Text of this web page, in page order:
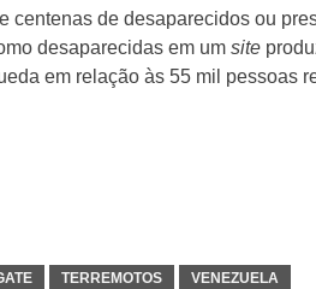
centenas de desaparecidos ou
desaparecidas em um site
em relação às 55 mil pessoas
TERREMOTOS VENEZUELA